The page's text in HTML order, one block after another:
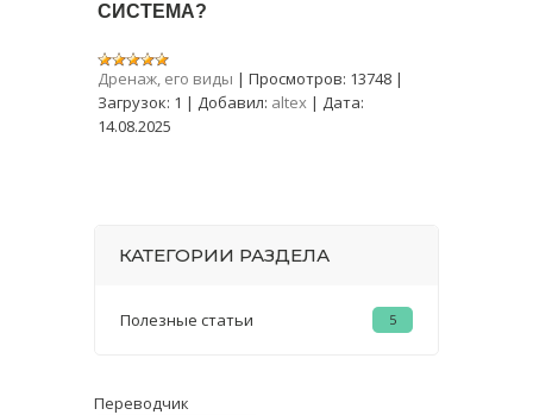
СИСТЕМА?
Дренаж, его виды | Просмотров: 13748 |
Загрузок: 1 | Добавил: altex | Дата:
14.08.2025
КАТЕГОРИИ РАЗДЕЛА
Полезные статьи 5
Переводчик